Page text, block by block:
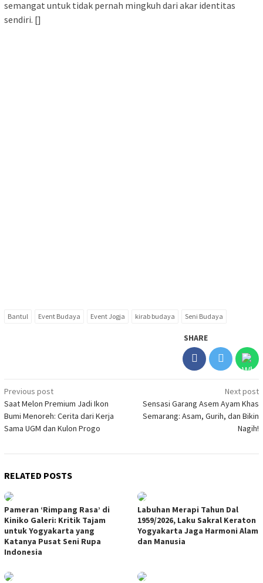
semangat untuk tidak pernah mingkuh dari akar identitas
sendiri. []
Bantul Event Budaya Event Jogja kirab budaya Seni Budaya
SHARE
Post
navigation
Previous post
Saat Melon Premium Jadi Ikon
Bumi Menoreh: Cerita dari Kerja
Sama UGM dan Kulon Progo
Next post
Sensasi Garang Asem Ayam Khas
Semarang: Asam, Gurih, dan Bikin
Nagih!
RELATED POSTS
Pameran ‘Rimpang Rasa’ di
Kiniko Galeri: Kritik Tajam
untuk Yogyakarta yang
Katanya Pusat Seni Rupa
Indonesia
Labuhan Merapi Tahun Dal
1959/2026, Laku Sakral Keraton
Yogyakarta Jaga Harmoni Alam
dan Manusia